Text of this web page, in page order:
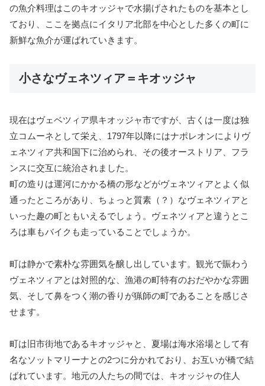
の魚介料理はこのキオッジャで水揚げされたものを基本とし
ており、ここを拠点にイタリア北部を中心とした多くの町に
新鮮な魚介が運ばれていきます。
小さなヴェネツィア＝キオッジャ
現在はヴェベツィア県キオッジャ市ですが、古くは一度は独
立コムーネとして栄え、1797年以降にはナポレオンによりヴ
ェネツィア共和国下に治められ、その後オーストリア、フラ
ンスに交互に統治されました。
町の造りは運河にかかる橋の形などがヴェネツィアとよく似
通ったところがあり、ちょっと質素（？）なヴェネツィアと
いった趣の町ともいえるでしょう。ヴェネツィアと違うとこ
ろは車もバイクも走っていることでしょうか。
町は静かで素朴な雰囲気を醸し出しています。観光で賑わう
ヴェネツィアとは対照的な、漁港の町特有のおだやかな雰囲
気、そして鼻をつく潮の香りが猟師の町であることを感じさ
せます。
町は旧市街地であるキオッジャと、夏場は海水浴場として有
名なソットマリーナとの2つに分かれており、お互いが橋で結
ばれています。地元の人たちの間では、キオッジャの住人